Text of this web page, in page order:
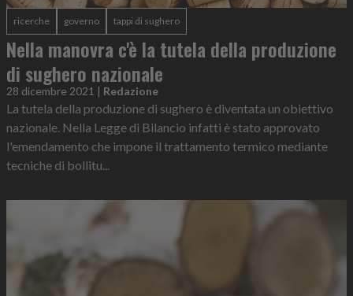
ricerche governo tappi di sughero
Nella manovra c'è la tutela della produzione
di sughero nazionale
28 dicembre 2021 | Redazione
La tutela della produzione di sughero è diventata un obiettivo
nazionale. Nella Legge di Bilancio infatti è stato approvato
l'emendamento che impone il trattamento termico mediante
tecniche di bollitu...